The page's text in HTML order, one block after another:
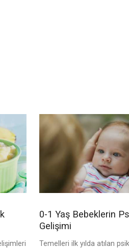
0-1 Yaş Bebeklerin
Gelişimi
Temelleri ilk yılda atılan